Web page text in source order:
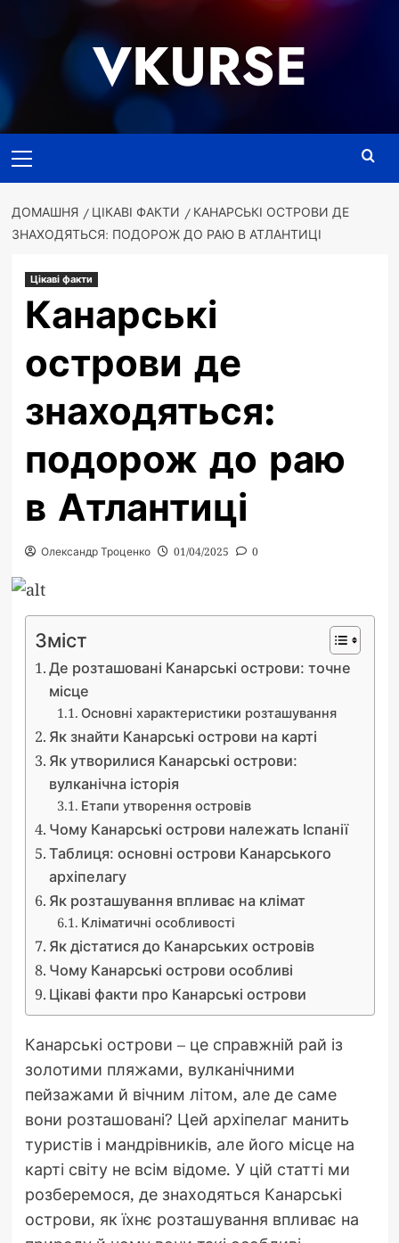
VKURSE
меню
ДОМАШНЯ ЦІКАВІ ФАКТИ
КАНАРСЬКІ ОСТРОВИ ДЕ
ЗНАХОДЯТЬСЯ: ПОДОРОЖ ДО РАЮ В АТЛАНТИЦІ
Цікаві факти
Канарські
острови де
знаходяться:
подорож до раю
в Атлантиці
Олександр Троценко 01/04/2025 0
Зміст
Де розташовані Канарські острови: точне
місце
Основні характеристики розташування
Як знайти Канарські острови на карті
Як утворилися Канарські острови:
вулканічна історія
Етапи утворення островів
Чому Канарські острови належать Іспанії
Таблиця: основні острови Канарського
архіпелагу
Як розташування впливає на клімат
Кліматичні особливості
Як дістатися до Канарських островів
Чому Канарські острови особливі
Цікаві факти про Канарські острови
Канарські острови – це справжній рай із
золотими пляжами, вулканічними
пейзажами й вічним літом, але де саме
вони розташовані? Цей архіпелаг манить
туристів і мандрівників, але його місце на
карті світу не всім відоме. У цій статті ми
розберемося, де знаходяться Канарські
острови, як їхнє розташування впливає на